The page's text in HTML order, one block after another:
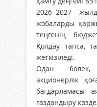
2026–2027
жобаларды
теңгенің
Қолдау тапса,
жеткізіледі.
Одан бөлек,
акционерлік
бағдарламасы
газдандыру